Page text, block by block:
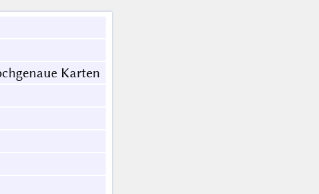
Karten